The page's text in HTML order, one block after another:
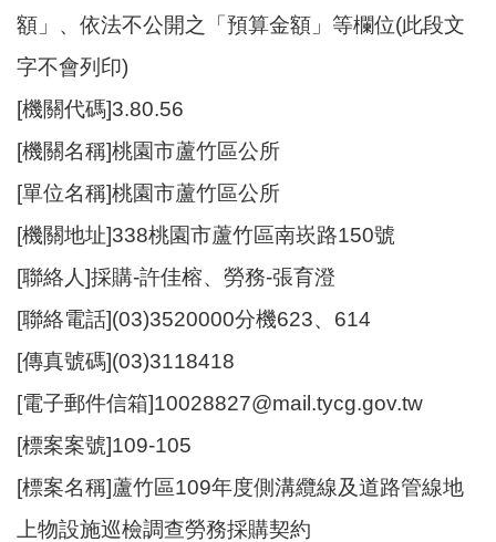
蘆
竹
區
介
紹
訊
息
公
告
生
便
民
訊
機
關
額」、依法不公開之「預算金額」等欄位(此段文
字不會列印)
[機關代碼]3.80.56
[機關名稱]桃園市蘆竹區公所
[單位名稱]桃園市蘆竹區公所
[機關地址]338桃園市蘆竹區南崁路150號
[聯絡人]採購-許佳榕、勞務-張育澄
[聯絡電話](03)3520000分機623、614
[傳真號碼](03)3118418
[電子郵件信箱]10028827@mail.tycg.gov.tw
[標案案號]109-105
[標案名稱]蘆竹區109年度側溝纜線及道路管線地
上物設施巡檢調查勞務採購契約